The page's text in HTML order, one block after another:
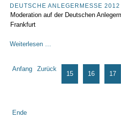
DEUTSCHE ANLEGERMESSE
Moderation auf der Deutschen
Frankfurt
Weiterlesen …
2012
in
Frankfurt
Seite 18
Anfang Zurück
15 16 17
Ende